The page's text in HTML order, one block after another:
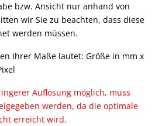
bzw. Ansicht nur anhand von
wir Sie zu beachten, dass diese
werden müssen.
Ihrer Maße lautet: Größe in mm x
Auflösung möglich, muss
werden, da die optimale
erreicht wird.